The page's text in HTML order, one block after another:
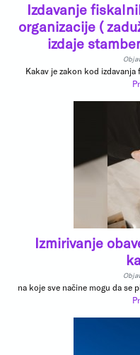
Izdavanje
organizacije (
izdaje
Kakav je zakon kod
Izmirivanje
na koje sve načine mogu da se